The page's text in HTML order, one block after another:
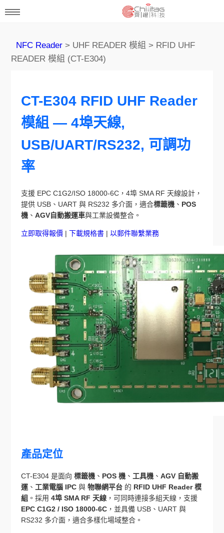
NFC Reader > UHF READER 模組 > RFID UHF
READER 模組 (CT-E304)
CT-E304 RFID UHF Reader
模組 — 4埠天線,
USB/UART/RS232, 可調功
率
支援 EPC C1G2/ISO 18000-6C，4埠 SMA RF 天線設計，
提供 USB、UART 與 RS232 多介面，適合標籤機 、 POS
機 、AGV自動搬運車與工業設備整合。
立即取得報價 |下載規格書 |以郵件聯繫業務
產品定位
CT-E304 是面向標籤機 、 POS 機 、工具機 、AGV 自動搬
運 、工業電腦 IPC 與物聯網平台 的 RFID UHF Reader 模
組 。採用4埠 SMA RF 天線 ，可同時連接多組天線，支援
EPC C1G2 / ISO 18000-6C ，並具備 USB、UART 與
RS232 多介面，適合多樣化場域整合。